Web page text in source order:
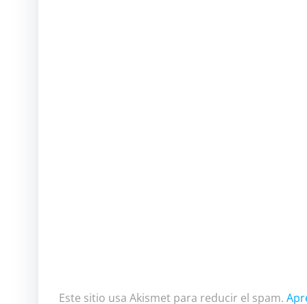
Este sitio usa Akismet para reducir el spam.